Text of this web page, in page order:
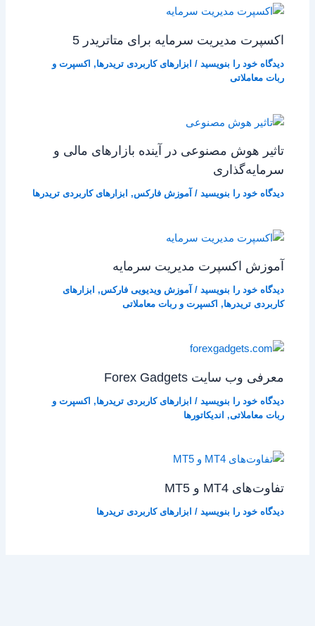
اکسپرت مدیریت سرمایه برای متاتریدر 5
دیدگاه‌ خود را بنویسید / ابزارهای کاربردی تریدرها, اکسپرت و
ربات معاملاتی
تاثیر هوش مصنوعی در آینده بازارهای مالی و
سرمایه‌گذاری
دیدگاه‌ خود را بنویسید / آموزش فارکس, ابزارهای کاربردی تریدرها
آموزش اکسپرت مدیریت سرمایه
دیدگاه‌ خود را بنویسید / آموزش ویدیویی فارکس, ابزارهای
کاربردی تریدرها, اکسپرت و ربات معاملاتی
معرفی وب‌ سایت Forex Gadgets
دیدگاه‌ خود را بنویسید / ابزارهای کاربردی تریدرها, اکسپرت و
ربات معاملاتی, اندیکاتورها
تفاوت‌های MT4 و MT5
دیدگاه‌ خود را بنویسید / ابزارهای کاربردی تریدرها